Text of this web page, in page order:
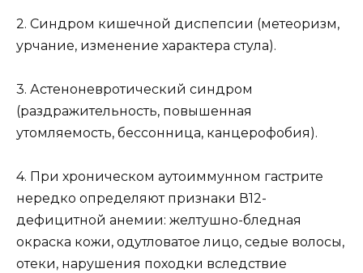
2. Синдром кишечной диспепсии (метеоризм,
урчание, изменение характера стула).
3. Астеноневротический синдром
(раздражительность, повышенная
утомляемость, бессонница, канцерофобия).
4. При хроническом аутоиммунном гастрите
нередко определяют признаки В12-
дефицитной анемии: желтушно-бледная
окраска кожи, одутловатое лицо, седые волосы,
отеки, нарушения походки вследствие